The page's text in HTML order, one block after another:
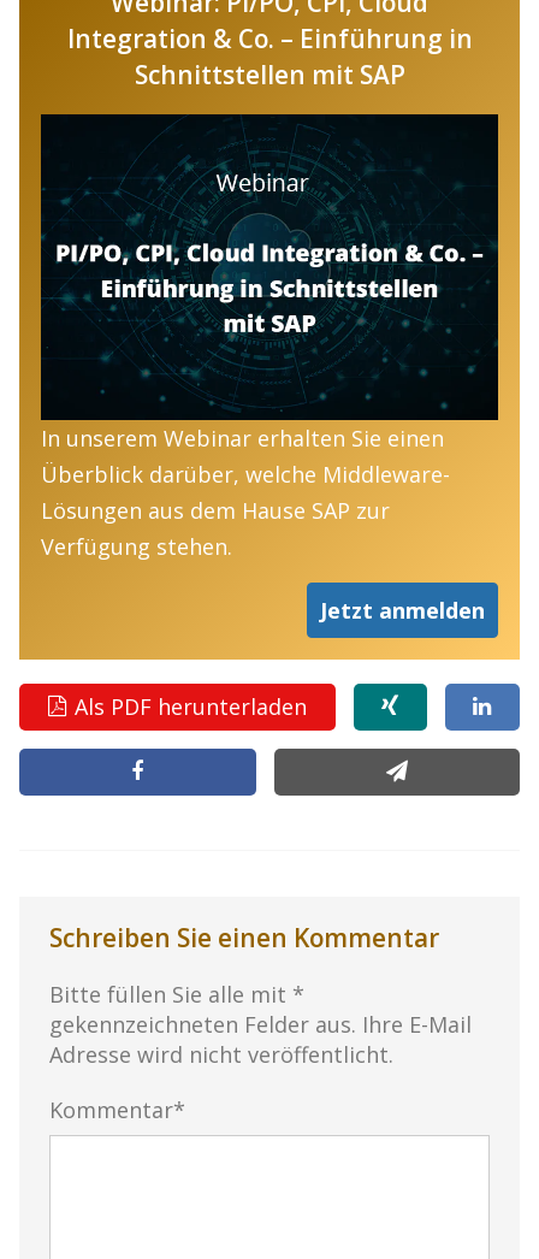
Integration & Co. – Einführung in
Schnittstellen mit SAP
In unserem Webinar erhalten Sie einen
Überblick darüber, welche Middleware-
Lösungen aus dem Hause SAP zur
Verfügung stehen.
Jetzt anmelden
Als PDF herunterladen
Schreiben Sie einen Kommentar
Bitte füllen Sie alle mit *
gekennzeichneten Felder aus. Ihre E-Mail
Adresse wird nicht veröffentlicht.
Kommentar*